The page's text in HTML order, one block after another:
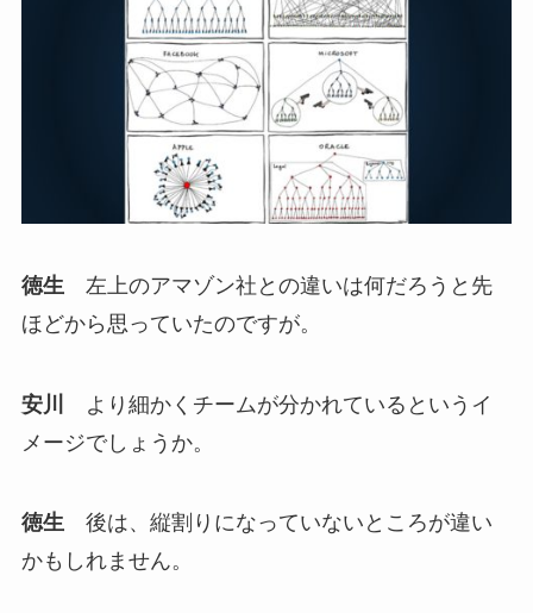
徳生 左上のアマゾン社との違いは何だろうと先
ほどから思っていたのですが。
安川
より細かくチームが分かれているというイ
メージでしょうか。
徳生後は、縦割りになっていないところが違い
かもしれません。